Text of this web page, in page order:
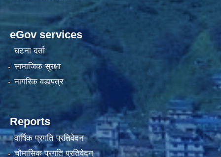
eGov services
घटना दर्ता
सामाजिक सुरक्षा
नागरिक वडापत्र
Reports
वार्षिक प्रगति प्रतिवेदन
चौमासिक प्रगति प्रतिवेदन